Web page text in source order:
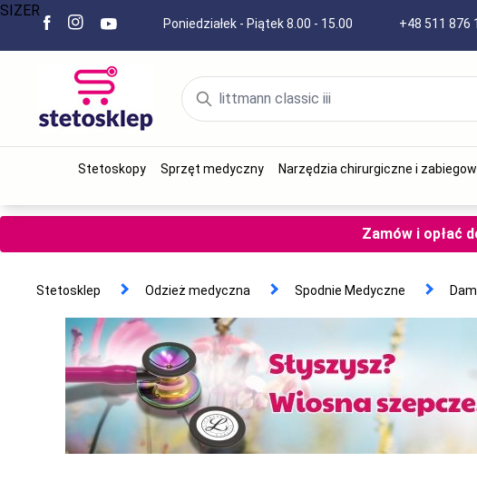
Poniedziałek - Piątek 8.00 - 15.00 +48 511 876
Stetoskopy Sprzęt medyczny Narzędzia chirurgiczne i
Zamów i opłać
Stetosklep Odzież medyczna Spodnie Medyczne
SIZER